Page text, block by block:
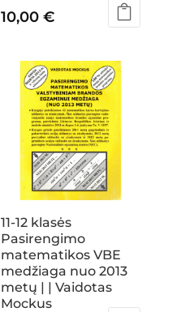
10,00€
11-12 klasės
Pasirengimo
matematikos VBE
medžiaga nuo 2013
metų | | Vaidotas
Mockus